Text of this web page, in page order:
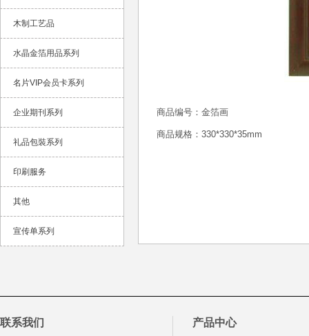
木制工艺品
水晶金箔用品系列
名片VIP会员卡系列
企业期刊系列
礼品包裝系列
印刷服务
其他
宣传单系列
商品编号：金箔画
商品规格：330*330*35mm
联系我们 产品中心